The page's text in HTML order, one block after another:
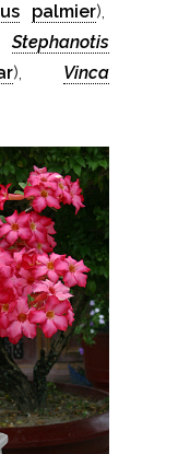
palmier),
Stephanotis
), Vinca